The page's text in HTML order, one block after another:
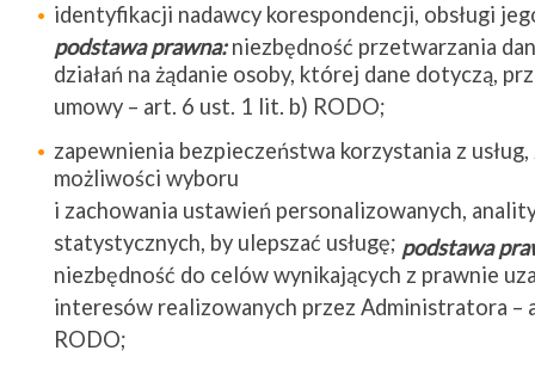
identyfikacji nadawcy korespondencji, obsługi
podstawa prawna:niezbędność przetwarzania
działań na żądanie osoby, której dane dotyczą,
umowy – art. 6 ust. 1 lit. b) RODO;
zapewnienia bezpieczeństwa korzystania z
możliwości wyboru
i zachowania ustawień personalizowanych,
statystycznych, by ulepszać usługę; podstawa
niezbędność do celów wynikających z prawnie
interesów realizowanych przez Administratora –
RODO;